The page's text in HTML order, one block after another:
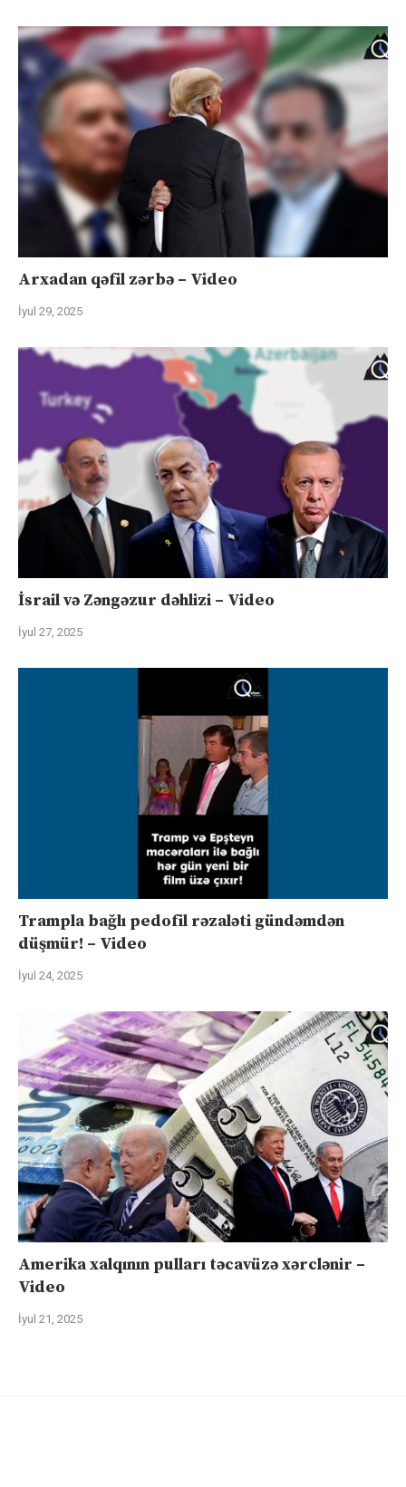
Arxadan qəfil zərbə – Video
İyul 29, 2025
İsrail və Zəngəzur dəhlizi – Video
İyul 27, 2025
Trampla bağlı pedofil rəzaləti gündəmdən
düşmür! – Video
İyul 24, 2025
Amerika xalqının pulları təcavüzə xərclənir –
Video
İyul 21, 2025